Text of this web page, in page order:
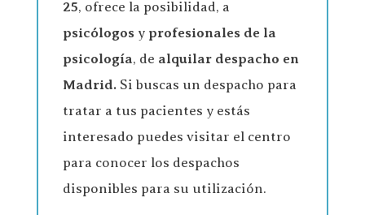
25, ofrece la posibilidad, a
psicólogosy profesionales de la
psicología, de alquilar despacho en
Madrid.Si buscas un despacho para
tratar a tus pacientes y estás
interesado puedes visitar el centro
para conocer los despachos
disponibles para su utilización.